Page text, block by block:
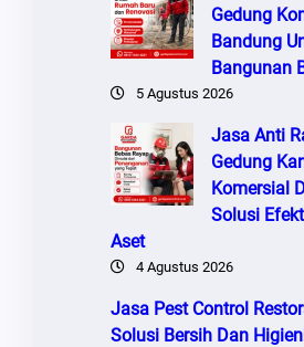
Gedung
Bandung
Bangunan
5 Agustus 2026
Jasa Anti
Gedung
Komersial
Solusi
Aset
4 Agustus 2026
Jasa Pest Control
Solusi Bersih Dan